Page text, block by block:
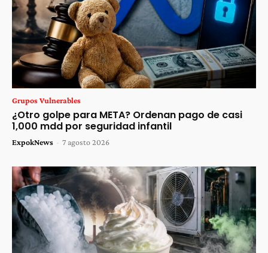
Grupos Vulnerables
¿Otro golpe para META? Ordenan pago de casi
1,000 mdd por seguridad infantil
ExpokNews - 7 agosto 2026